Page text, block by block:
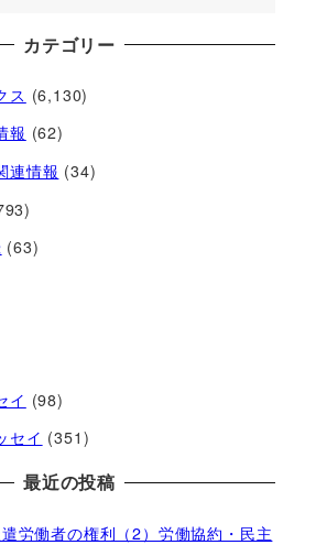
カテゴリー
ス (6,130)
報 (62)
連情報 (34)
(63)
イ (98)
セイ (351)
最近の投稿
労働者の権利（2）労働協約・民主